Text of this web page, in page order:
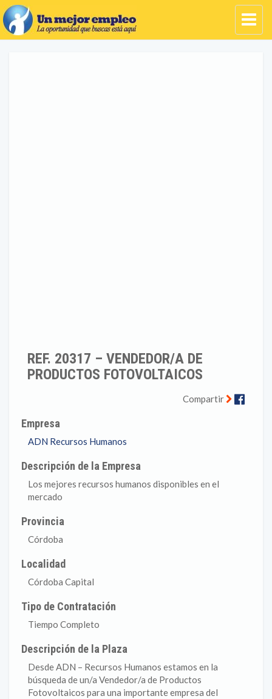
REF. 20317 – VENDEDOR/A DE
PRODUCTOS FOTOVOLTAICOS
Compartir
Empresa
ADN Recursos Humanos
Descripción de la Empresa
Los mejores recursos humanos disponibles en el
mercado
Provincia
Córdoba
Localidad
Córdoba Capital
Tipo de Contratación
Tiempo Completo
Descripción de la Plaza
Desde ADN – Recursos Humanos estamos en la
búsqueda de un/a Vendedor/a de Productos
Fotovoltaicos para una importante empresa del